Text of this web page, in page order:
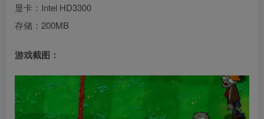
显卡：Intel HD3300
存储：200MB
游戏截图：